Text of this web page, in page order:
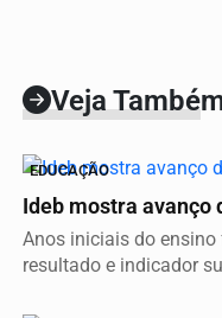
Veja
EDUCAÇÃO
Ideb mostra avanço
Anos iniciais do
resultado e indicador